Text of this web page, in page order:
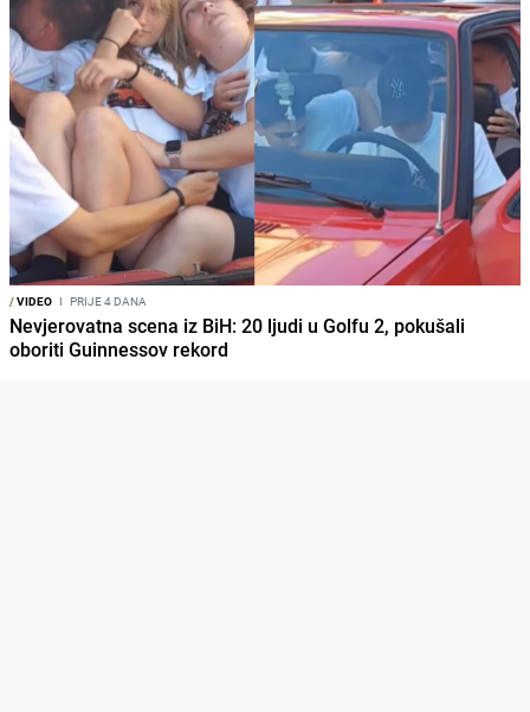
/VIDEO I PRIJE 4 DANA
Nevjerovatna scena iz BiH: 20 ljudi u Golfu 2, pokušali
oboriti Guinnessov rekord